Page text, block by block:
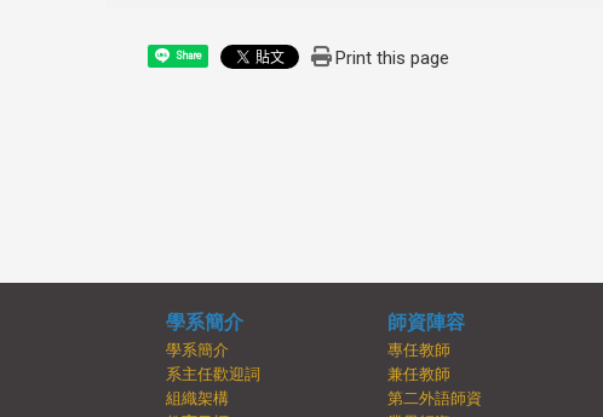
Share Print this page
學系簡介
學系簡介
系主任歡迎詞
組織架構
師資陣容
專任教師
兼任教師
第二外語師資